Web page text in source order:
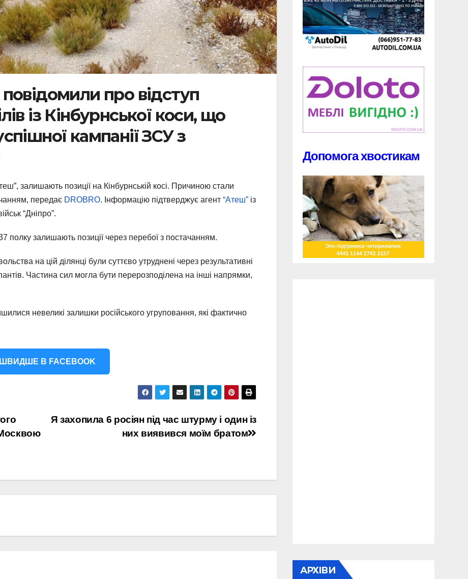
про відступ
із Кінбурнської коси, що
кампанії ЗСУ з
залишають позиції на Кінбурнській косі. Причиною стали
передає DROBRO. Інформацію підтверджує агент “Атеш” із
“Дніпро”.
полку залишають позиції через перебої з постачанням.
на цій ділянці були суттєво утруднені через результативні
Частина сил могла бути перерозподілена на інші напрямки,
невеликі залишки російського угруповання, які фактично
ШВИДШЕ В FACEBOOK
Я захопила 6 росіян під час штурму і один із
них виявився моїм братом
Допомога хвостикам
АРХІВИ